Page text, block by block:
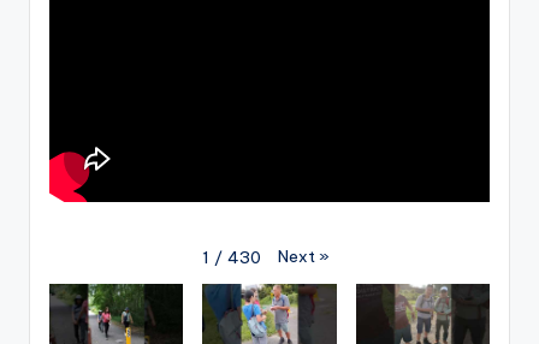
1 / 430 Next »